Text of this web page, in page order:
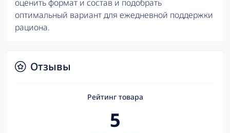
оценить формат и состав и подобрать
оптимальный вариант для ежедневной поддержки
рациона.
Отзывы
Рейтинг товара
5